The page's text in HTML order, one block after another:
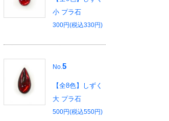
小 プラ石
300円(税込330円)
No. 5
【全8色】しずく
大 プラ石
500円(税込550円)